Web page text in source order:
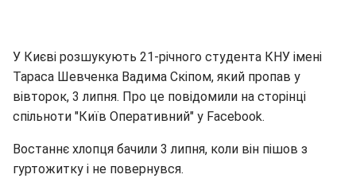
У Києві розшукують 21-річного студента КНУ імені
Тараса Шевченка Вадима Скіпом, який пропав у
вівторок, 3 липня. Про це повідомили на сторінці
спільноти "Київ Оперативний" у Facebook.
Востаннє хлопця бачили 3 липня, коли він пішов з
гуртожитку і не повернувся.